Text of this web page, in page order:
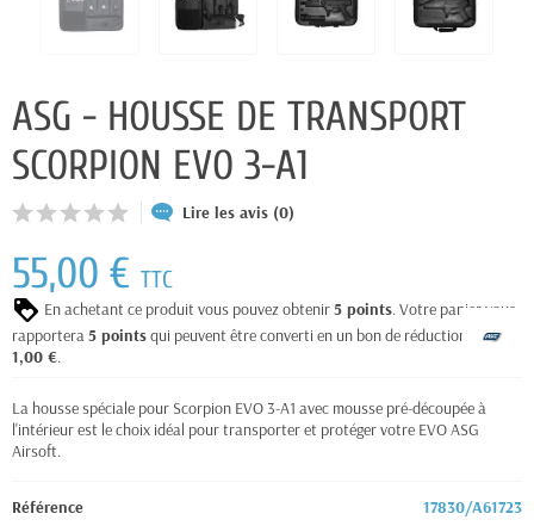
ASG - HOUSSE DE TRANSPORT
SCORPION EVO 3-A1
Lire les avis (0)
55,00 € TTC
En achetant ce produit vous pouvez obtenir5 points. Votre panier vous
rapportera5 pointsqui peuvent être converti en un bon de réduction de
1,00 €.
La housse spéciale pour Scorpion EVO 3-A1 avec mousse pré-découpée à
l'intérieur est le choix idéal pour transporter et protéger votre EVO ASG
Airsoft.
Référence 17830/A61723